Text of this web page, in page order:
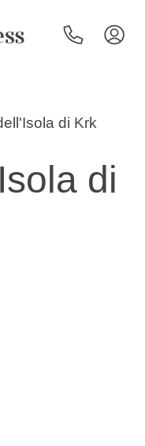
di Krk
di